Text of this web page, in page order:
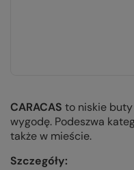
CARACAS to niskie buty
wygodę. Podeszwa
także w mieście.
Szczegóły: